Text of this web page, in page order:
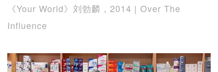
《Your World》刘勃麟，2014 | Over The
Influence